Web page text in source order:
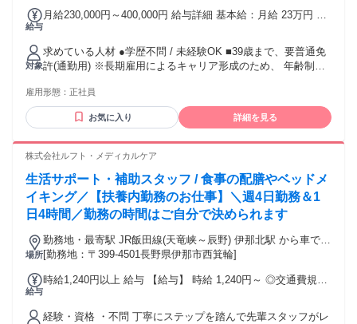
給与
月給230,000円～400,000円 給与詳細 基本給：月給 23万円 〜
れる通勤・皆勤・家族手当金額：なし 全員に一律で支払われ
るその他手当金額：なし ※みなし残業代（総額23万円の場合
は（月20時間分、30,000円分）(給与総額に応じて変わりま
す)）を含みます。 ※超過分は追加で支給します。
対象
求めている人材 ●学歴不問 / 未経験OK ■39歳まで、要普通免
許(通勤用) ※長期雇用によるキャリア形成のため、 年齢制限
者歓迎 ●第二新卒歓迎 ＜このような方におすすめ！＞ ●新し
いことにチャレンジしたい方 ●コツコツ作業が好きな方 ●前向
きに成長したい方 ●チームで協力しながら仕事を進めたい方 ●
色自由、ピアスOK
雇用形態： 正社員
お気に入り 詳細を見る
株式会社ルフト・メディカルケア
生活サポート・補助スタッフ / 食事の配膳やベッドメ
イキング／【扶養内勤務のお仕事】＼週4日勤務＆1
日4時間／勤務の時間はご自分で決められます
場所
勤務地・最寄駅 JR飯田線(天竜峡～辰野) 伊那北駅 から車で10
分 伊那ICより車で8分 ※車通勤可能
[勤務地：〒399-4501長野県伊那市西箕輪]
給与
時給1,240円以上 給与 【給与】 時給 1,240円～ ◎交通費規定
研修：時給1,320円 ◇介護福祉士資格あり ：時給1,360円
経験・資格 ・不問 丁寧にステップを踏んで先輩スタッフがレ